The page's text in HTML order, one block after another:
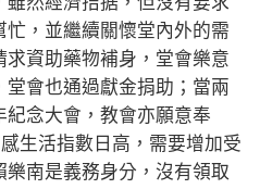
，並繼續關懷堂內外的需
資助藥物補身，堂會樂意
會也通過獻金捐助；當兩
念大會，教會亦願意奉
生活指數日高，需要增加受
南是義務身分，沒有領取